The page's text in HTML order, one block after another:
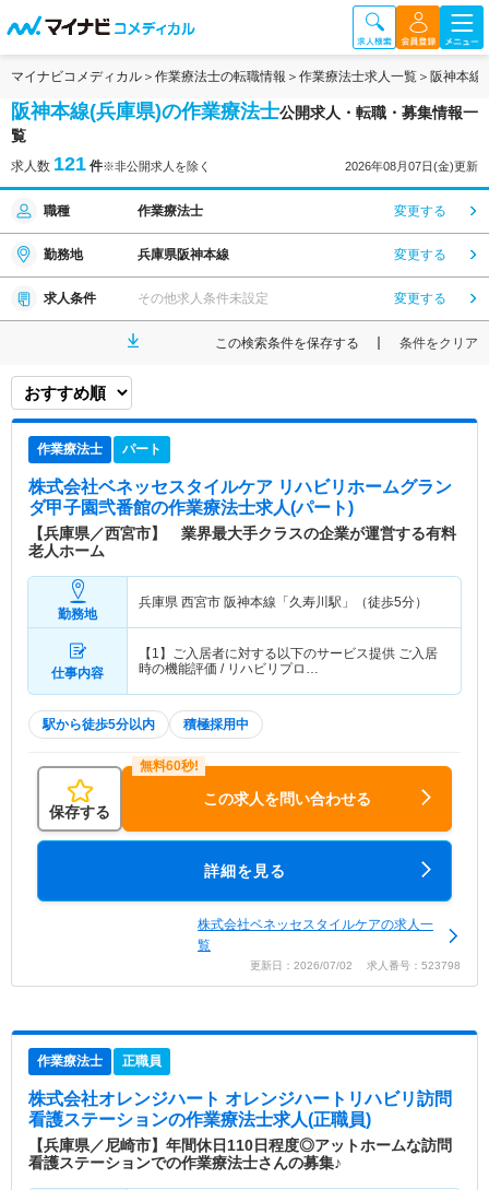
マイナビコメディカル 作業療法士の転職情報 作業療法士求人一覧 阪神本線
阪神本線(兵庫県)の作業療法士公開求人・転職・募集情報一
覧
求人数 121 件※非公開求人を除く 2026年08月07日(金)更新
職種 作業療法士 変更する
勤務地 兵庫県阪神本線 変更する
求人条件 その他求人条件未設定 変更する
この検索条件を保存する 条件をクリア
作業療法士 パート
株式会社ベネッセスタイルケア リハビリホームグラン
ダ甲子園弐番館の作業療法士求人(パート)
【兵庫県／西宮市】 業界最大手クラスの企業が運営する有料
老人ホーム
勤務地
兵庫県 西宮市 阪神本線「久寿川駅」（徒歩5分）
仕事内容
【1】ご入居者に対する以下のサービス提供 ご入居
時の機能評価 / リハビリプロ…
駅から徒歩5分以内 積極採用中
保存する
この求人を問い合わせる
詳細を見る
株式会社ベネッセスタイルケアの求人一
覧
更新日：2026/07/02 求人番号：523798
作業療法士 正職員
株式会社オレンジハート オレンジハートリハビリ訪問
看護ステーションの作業療法士求人(正職員)
【兵庫県／尼崎市】年間休日110日程度◎アットホームな訪問
看護ステーションでの作業療法士さんの募集♪